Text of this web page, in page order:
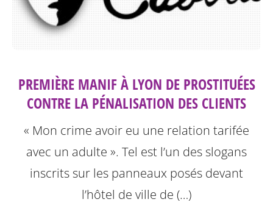
PREMIÈRE MANIF À LYON DE PROSTITUÉES
CONTRE LA PÉNALISATION DES CLIENTS
« Mon crime avoir eu une relation tarifée
avec un adulte ». Tel est l’un des slogans
inscrits sur les panneaux posés devant
l’hôtel de ville de (…)